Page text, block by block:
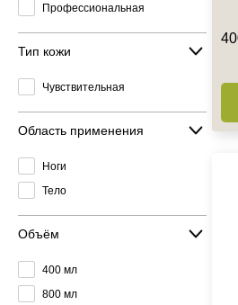
Профессиональная
Тип кожи
Чувствительная
Область применения
Ноги
Тело
Объём
400 мл
800 мл